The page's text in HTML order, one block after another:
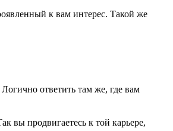
к вам интерес. Такой же
ответить там же, где вам
вы продвигаетесь к той карьере,